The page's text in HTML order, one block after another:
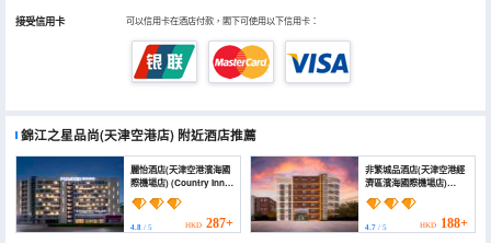
接受信用卡 可以信用卡在酒店付款，閣下可使用以下信用卡：
錦江之星品尚(天津空港店) 附近酒店推薦
麗怡酒店(天津空港濱海國
際機場店) (Country Inn &
Suites by Radisson
Hotel (Tianjin
Konggang Binhai
International Airport))
4.8 / 5 HKD 287+
非繁城品酒店(天津空港經
濟區濱海國際機場店)
(Chonpines Hotel
(Tianjin Airport Binhai
International Airport
Branch))
4.7/ 5 HKD 188+